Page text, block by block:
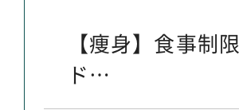
【痩身】食事制
ド…